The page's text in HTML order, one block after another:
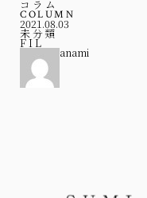
コラム
COLUMN
2021.08.03
未分類
FIL
anami